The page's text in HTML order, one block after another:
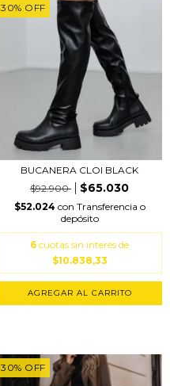
30% OFF
BUCANERA CLOI BLACK
$92.900
$65.030
$52.024 con Transferencia o
depósito
6 cuotas sin interés de
$10.838,33
AGREGAR AL CARRITO
30% OFF